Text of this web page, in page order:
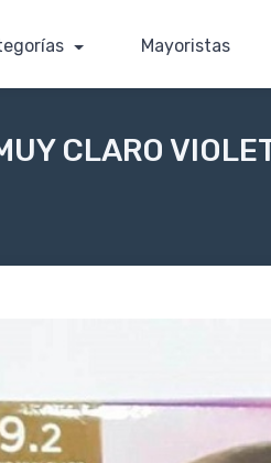
Mayoristas
CLARO